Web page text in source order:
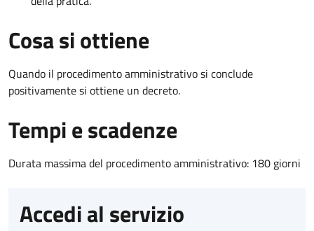
Cosa si ottiene
Quando il procedimento amministrativo si conclude
positivamente si ottiene un decreto.
Tempi e scadenze
Durata massima del procedimento amministrativo: 180 giorni
Accedi al servizio